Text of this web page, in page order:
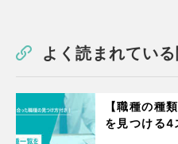
よく読まれてい
【職種の種
を見つける4